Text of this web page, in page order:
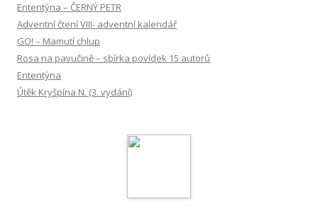
Ententýna – ČERNÝ PETR
Adventní čtení VIII- adventní kalendář
GO! – Mamutí chlup
Rosa na pavučině – sbírka povídek 15 autorů
Ententýna
Útěk Kryšpína N. (3. vydání)